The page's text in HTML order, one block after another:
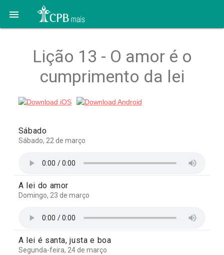

Lição 13 - O amor é o
cumprimento da lei
Sábado
Sábado, 22 de março
A lei do amor
Domingo, 23 de março
A lei é santa, justa e boa
Segunda-feira, 24 de março